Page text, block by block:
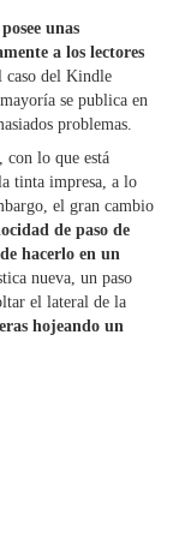
unas
a los lectores
caso del Kindle
se publica en
problemas.
lo que está
tinta impresa, a lo
el gran cambio
de paso de
hacerlo en un
nueva, un paso
el lateral de la
hojeando un